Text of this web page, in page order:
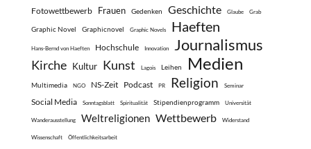
Fotowettbewerb Frauen Gedenken Geschichte Glaube Grab
Graphic Novel Graphicnovel Graphic Novels Haeften
Hans-Bernd von Haeften Hochschule Innovation Journalismus
Kirche Kultur Kunst Lagois Leihen Medien
Multimedia NGO NS-Zeit Podcast PR Religion Seminar
Social Media Sonntagsblatt Spiritualität Stipendienprogramm Universität
Wanderausstellung Weltreligionen Wettbewerb Widerstand
Wissenschaft Öffentlichkeitsarbeit